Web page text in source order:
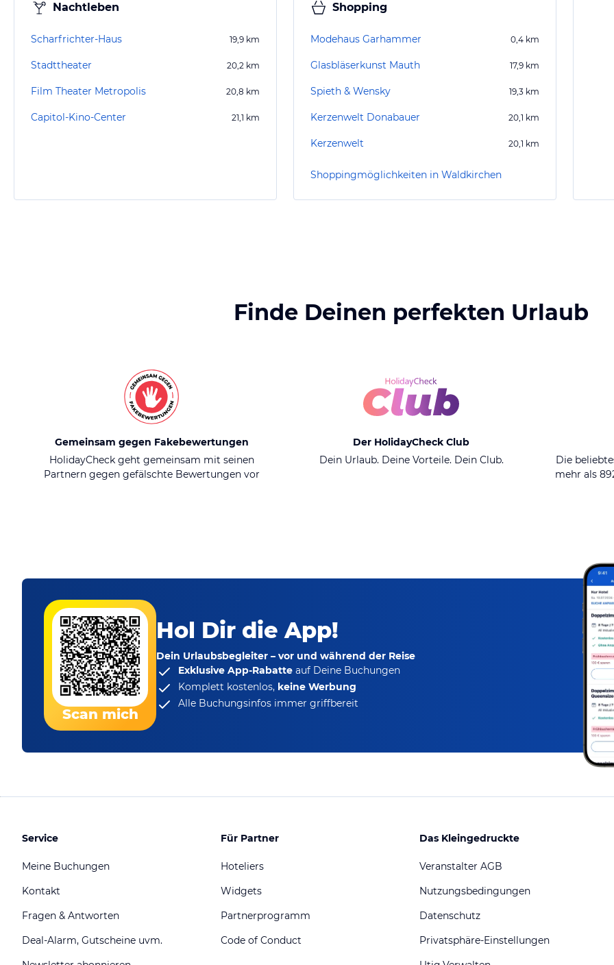
Nachtleben
Scharfrichter-Haus 19,9 km
Stadttheater 20,2 km
Film Theater Metropolis 20,8 km
Capitol-Kino-Center 21,1 km
Shopping
Modehaus Garhammer 0,4 km
Glasbläserkunst Mauth 17,9 km
Spieth & Wensky 19,3 km
Kerzenwelt Donabauer 20,1 km
Kerzenwelt 20,1 km
Shoppingmöglichkeiten in Waldkirchen
Finde Deinen perfekten Urlaub
Gemeinsam gegen Fakebewertungen
HolidayCheck geht gemeinsam mit seinen
Partnern gegen gefälschte Bewertungen vor
Der HolidayCheck Club
Dein Urlaub. Deine Vorteile. Dein Club.
Die
mehr als
Scan mich
Hol Dir die App!
Dein Urlaubsbegleiter – vor und während der Reise
Exklusive App-Rabatte auf Deine Buchungen
Komplett kostenlos, keine Werbung
Alle Buchungsinfos immer griffbereit
Service
Meine Buchungen
Kontakt
Fragen & Antworten
Deal-Alarm, Gutscheine uvm.
Für Partner
Hoteliers
Widgets
Partnerprogramm
Code of Conduct
Das Kleingedruckte
Veranstalter AGB
Nutzungsbedingungen
Datenschutz
Privatsphäre-Einstellungen